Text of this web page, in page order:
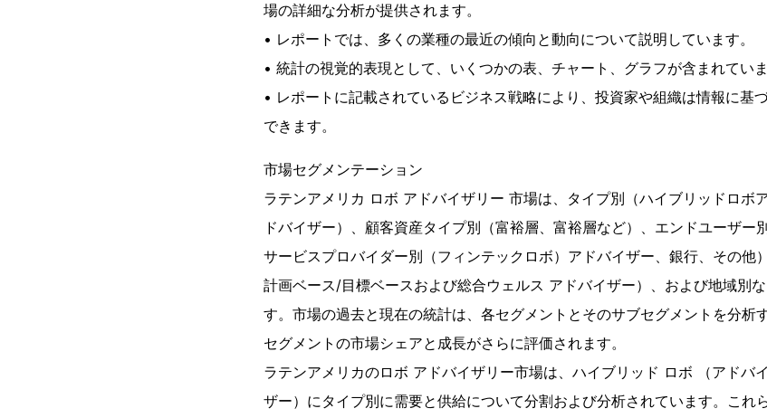
場の詳細な分析が提供されます。
• レポートでは、多くの業種の最近の傾向と動向について説明しています。
• 統計の視覚的表現として、いくつかの表、チャート、グラフが含まれていま
• レポートに記載されているビジネス戦略により、投資家や組織は情報に基
できます。
市場セグメンテーション
ラテンアメリカ ロボ アドバイザリー 市場は、タイプ別（ハイブリッドロボ
ドバイザー）、顧客資産タイプ別（富裕層、富裕層など）、エンドユーザー
サービスプロバイダー別（フィンテックロボ）アドバイザー、銀行、その他
計画ベース/目標ベースおよび総合ウェルス アドバイザー）、および地域別
す。市場の過去と現在の統計は、各セグメントとそのサブセグメントを分析
セグメントの市場シェアと成長がさらに評価されます。
ラテンアメリカのロボ アドバイザリー市場は、ハイブリッド ロボ （アドバ
ザー）にタイプ別に需要と供給について分割および分析されています。これ